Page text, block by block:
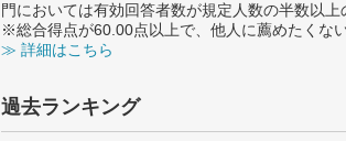
門においては有効回答者数が規定人数の半数以上
※総合得点が60.00点以上で、他人に薦めたくな
≫ 詳細はこちら
過去ランキング